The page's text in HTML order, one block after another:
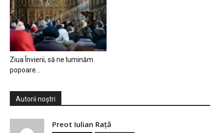
Ziua Învierii, să ne luminăm
popoare…
Autorii noștri
Preot Iulian Raţă